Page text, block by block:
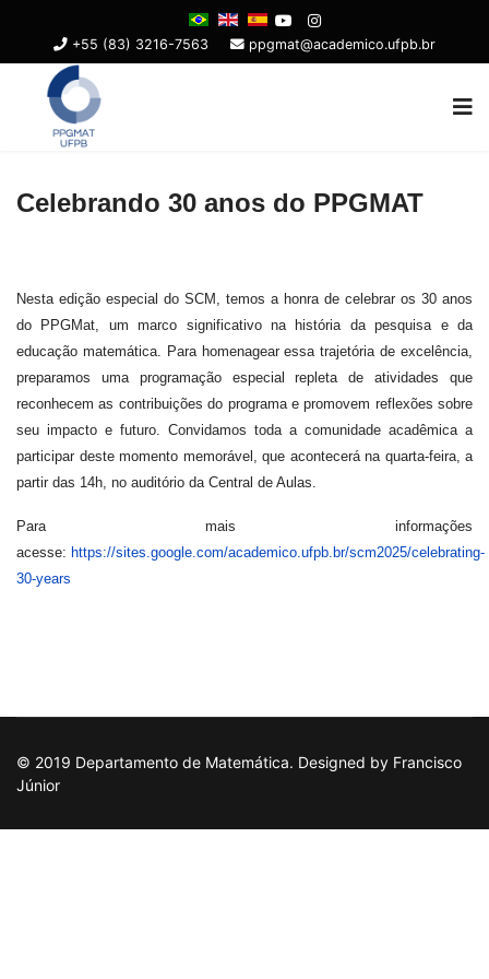
+55 (83) 3216-7563 ppgmat@academico.ufpb.br
Celebrando 30 anos do PPGMAT
Nesta edição especial do SCM, temos a honra de celebrar os 30 anos
do PPGMat, um marco significativo na história da pesquisa e da
educação matemática. Para homenagear essa trajetória de excelência,
preparamos uma programação especial repleta de atividades que
reconhecem as contribuições do programa e promovem reflexões sobre
seu impacto e futuro. Convidamos toda a comunidade acadêmica a
participar deste momento memorável, que acontecerá na quarta-feira, a
partir das 14h, no auditório da Central de Aulas.
Para mais informações
acesse: https://sites.google.com/academico.ufpb.br/scm2025/celebrating-
30-years
© 2019 Departamento de Matemática. Designed by Francisco
Júnior